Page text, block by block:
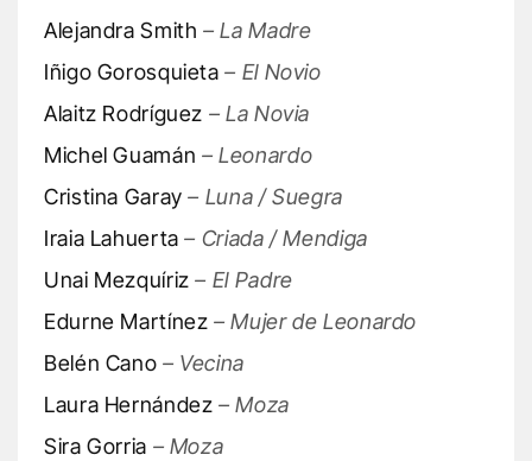
Alejandra Smith – La Madre
Iñigo Gorosquieta – El Novio
Alaitz Rodríguez – La Novia
Michel Guamán – Leonardo
Cristina Garay – Luna / Suegra
Iraia Lahuerta – Criada / Mendiga
Unai Mezquíriz – El Padre
Edurne Martínez – Mujer de Leonardo
Belén Cano – Vecina
Laura Hernández – Moza
Sira Gorria – Moza